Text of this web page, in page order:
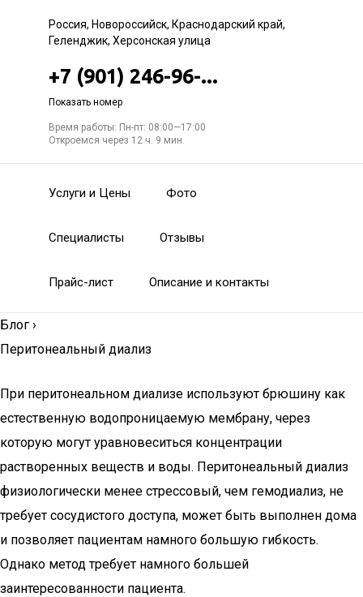
Россия, Новороссийск, Краснодарский край,
Геленджик, Херсонская улица
+7 (901) 246-96-...
Показать номер
Время работы: Пн-пт: 08:00—17:00
Откроемся через 12 ч. 9 мин.
Услуги и Цены Фото
Специалисты Отзывы
Прайс-лист Описание и контакты
Блог ›
Перитонеальный диализ
При перитонеальном диализе используют брюшину как
естественную водопроницаемую мембрану, через
которую могут уравновеситься концентрации
растворенных веществ и воды. Перитонеальный диализ
физиологически менее стрессовый, чем гемодиализ, не
требует сосудистого доступа, может быть выполнен дома
и позволяет пациентам намного большую гибкость.
Однако метод требует намного большей
заинтересованности пациента.